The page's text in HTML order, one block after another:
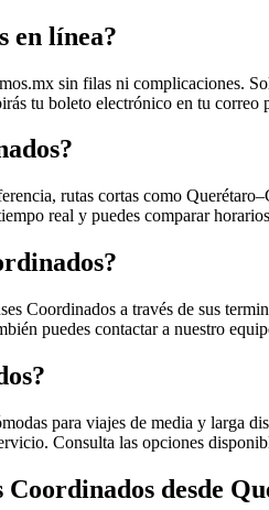
en línea?
sin filas ni complicaciones.
tu boleto electrónico en tu correo
rutas cortas como
real y puedes comparar
Coordinados a través de sus
puedes contactar a nuestro
para viajes de media y larga
Consulta las opciones
Coordinados desde